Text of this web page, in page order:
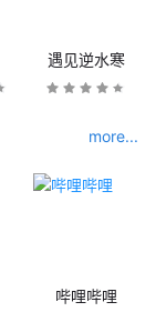
遇见逆水寒
more...
哔哩哔哩